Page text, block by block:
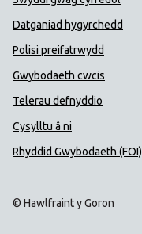
Datganiad hygyrchedd
Polisi preifatrwydd
Gwybodaeth cwcis
Telerau defnyddio
Cysylltu â ni
Rhyddid Gwybodaeth (FOI)
© Hawlfraint y Goron